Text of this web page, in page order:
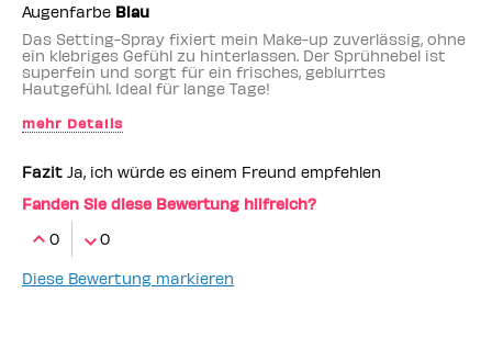
Augenfarbe Blau
Das Setting-Spray fixiert mein Make-up zuverlässig, ohne
ein klebriges Gefühl zu hinterlassen. Der Sprühnebel ist
superfein und sorgt für ein frisches, geblurrtes
Hautgefühl. Ideal für lange Tage!
mehr Details
Fazit Ja, ich würde es einem Freund empfehlen
Fanden Sie diese Bewertung hilfreich?
0
0
Diese Bewertung markieren